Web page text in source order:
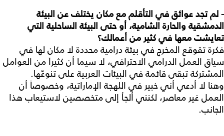
- لمتجدعوائقفي التأقلممعمكان يختلفعن البيئة
الدمشقية والحارة الشامية، أو حتى البيئة الساحلية التي
تعايشتمعها فيكثيرمنأعمالك؟
فكرة تقوقع المخرج في بيئة درامية محددة لا مكان لها في
سياق العمل الدرامي الاحترافي، لا سيما أن كثيراً من العوامل
المشتركة تبقى قائمة في البيئات العربية على تنوعّها.
وهنا لا أدعي أني خبير في اللهجة الإماراتية، وخصوصاً أن
العمل غير معاصر، لكنني ألجأ إلى متخصصين لاستيعاب هذا
الجانب.